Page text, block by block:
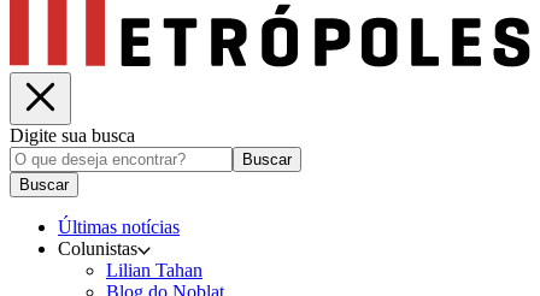
Digite sua busca
Buscar
Buscar
Últimas notícias
Colunistas
Lilian Tahan
Blog do Noblat